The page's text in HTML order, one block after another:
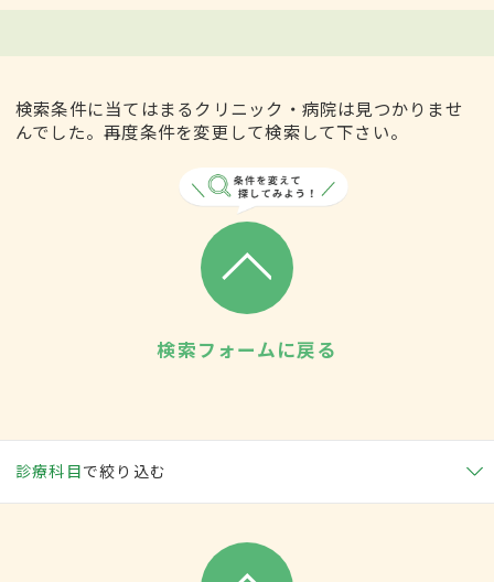
検索条件に当てはまるクリニック・病院は見つかりませ
んでした。再度条件を変更して検索して下さい。
検索フォームに戻る
診療科目で絞り込む